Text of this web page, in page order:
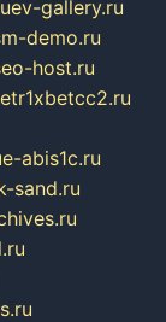
ev-gallery.ru
demo.ru
host.ru
e-abis1c.ru
sand.ru